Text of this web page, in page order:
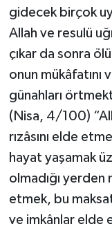
gidecek birçok
Allah ve resulü
çıkar da sonra
onun mükâfatını
günahları
(Nisa, 4/100)
rızâsını elde
hayat yaşamak
olmadığı
etmek, bu
ve imkânlar elde